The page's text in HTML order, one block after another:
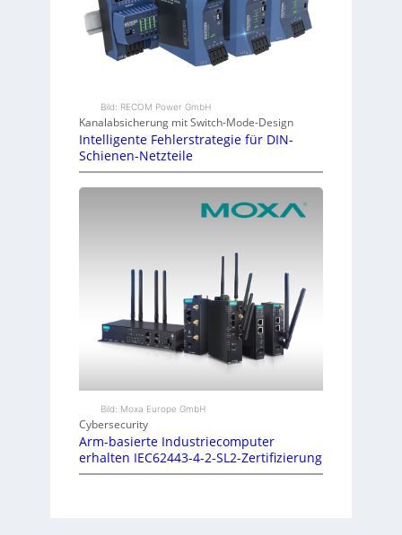
Bild: RECOM Power GmbH
Kanalabsicherung mit Switch-Mode-Design
Intelligente Fehlerstrategie für DIN-
Schienen-Netzteile
Bild: Moxa Europe GmbH
Cybersecurity
Arm-basierte Industriecomputer
erhalten IEC62443-4-2-SL2-Zertifizierung